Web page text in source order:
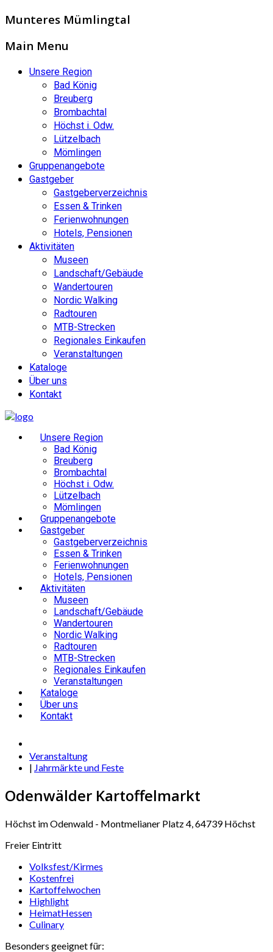
Munteres Mümlingtal
Main Menu
Unsere Region
Bad König
Breuberg
Brombachtal
Höchst i. Odw.
Lützelbach
Mömlingen
Gruppenangebote
Gastgeber
Gastgeberverzeichnis
Essen & Trinken
Ferienwohnungen
Hotels, Pensionen
Aktivitäten
Museen
Landschaft/Gebäude
Wandertouren
Nordic Walking
Radtouren
MTB-Strecken
Regionales Einkaufen
Veranstaltungen
Kataloge
Über uns
Kontakt
Unsere Region
Bad König
Breuberg
Brombachtal
Höchst i. Odw.
Lützelbach
Mömlingen
Gruppenangebote
Gastgeber
Gastgeberverzeichnis
Essen & Trinken
Ferienwohnungen
Hotels, Pensionen
Aktivitäten
Museen
Landschaft/Gebäude
Wandertouren
Nordic Walking
Radtouren
MTB-Strecken
Regionales Einkaufen
Veranstaltungen
Kataloge
Über uns
Kontakt
Veranstaltung
| Jahrmärkte und Feste
Odenwälder Kartoffelmarkt
Höchst im Odenwald - Montmelianer Platz 4, 64739 Höchst
Freier Eintritt
Volksfest/Kirmes
Kostenfrei
Kartoffelwochen
Highlight
HeimatHessen
Culinary
Besonders geeignet für: